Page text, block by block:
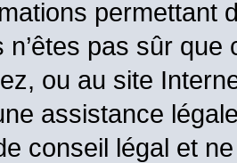
permettant
n’êtes pas sûr
ou au site
assistance
conseil légal et